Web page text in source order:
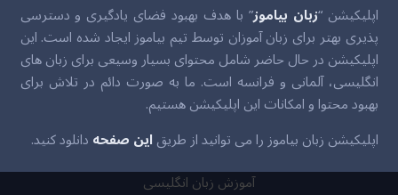
اپلیکیشن “زبان بیاموز” با هدف بهبود فضای یادگیری و دسترسی
پذیری بهتر برای زبان آموزان توسط تیم بیاموز ایجاد شده است. این
اپلیکیشن در حال حاضر شامل محتوای بسیار وسیعی برای زبان های
انگلیسی، آلمانی و فرانسه است. ما به صورت دائم در تلاش برای
بهبود محتوا و امکانات این اپلیکیشن هستیم.
اپلیکیشن زبان بیاموز را می توانید از طریقاین صفحهدانلود کنید.
آموزش زبان انگلیسی